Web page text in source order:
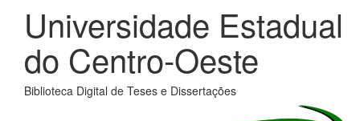
Universidade Estadual
do Centro-Oeste
Biblioteca Digital de Teses e Dissertações